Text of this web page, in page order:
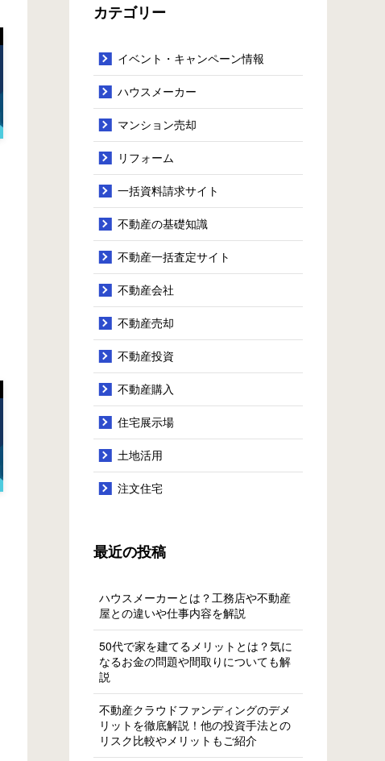
カテゴリー
イベント・キャンペーン情報
ハウスメーカー
マンション売却
リフォーム
一括資料請求サイト
不動産の基礎知識
不動産一括査定サイト
不動産会社
不動産売却
不動産投資
不動産購入
住宅展示場
土地活用
注文住宅
最近の投稿
ハウスメーカーとは？工務店や不動産
屋との違いや仕事内容を解説
50代で家を建てるメリットとは？気に
なるお金の問題や間取りについても解
説
不動産クラウドファンディングのデメ
リットを徹底解説！他の投資手法との
リスク比較やメリットもご紹介